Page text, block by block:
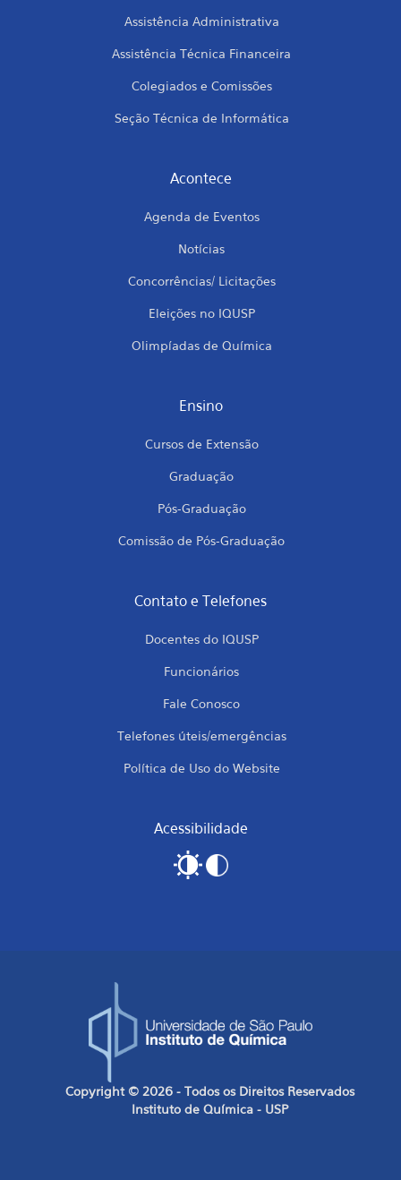
Assistência Administrativa
Assistência Técnica Financeira
Colegiados e Comissões
Seção Técnica de Informática
Acontece
Agenda de Eventos
Notícias
Concorrências/ Licitações
Eleições no IQUSP
Olimpíadas de Química
Ensino
Cursos de Extensão
Graduação
Pós-Graduação
Comissão de Pós-Graduação
Contato e Telefones
Docentes do IQUSP
Funcionários
Fale Conosco
Telefones úteis/emergências
Política de Uso do Website
Acessibilidade
Copyright © 2026 - Todos os Direitos Reservados
Instituto de Química - USP